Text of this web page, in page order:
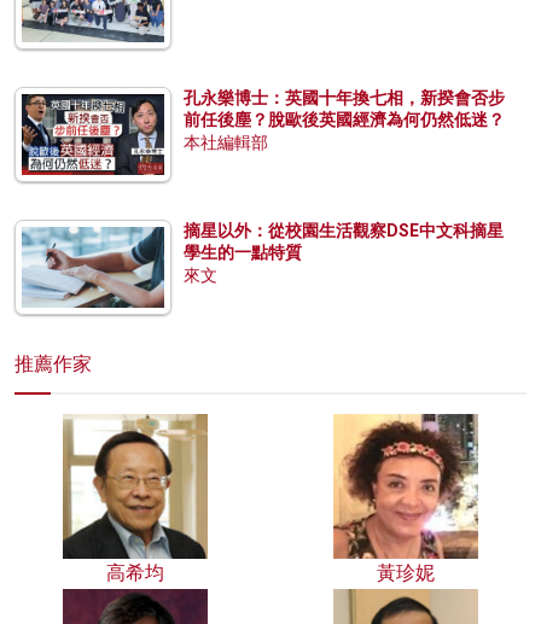
孔永樂博士：英國十年換七相，新揆會否步
前任後塵？脫歐後英國經濟為何仍然低迷？
本社編輯部
摘星以外：從校園生活觀察DSE中文科摘星
學生的一點特質
來文
推薦作家
高希均 黃珍妮